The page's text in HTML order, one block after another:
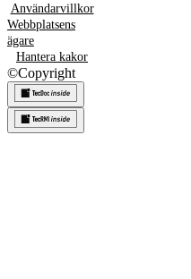
Användarvillkor
Webbplatsens
ägare
Hantera kakor
©Copyright